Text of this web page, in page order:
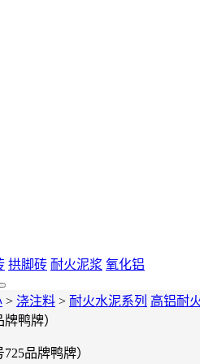
拱脚砖 耐火泥浆 氧化铝
> 浇注料 > 耐火水泥系列 高铝耐